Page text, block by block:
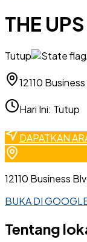
THE
Tutup
12110
Hari Ini: Tutup
DAPATKAN
12110 Business
BUKA DI
Tentang